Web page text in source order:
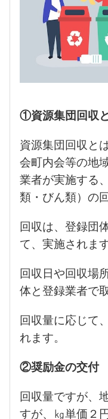
①資源集団回収
資源集団回収と
会町内会等の地
業者が実施する
類・びん類）の
回収は、登録団
て、実施されます
回収日や回収場
体と登録業者で
回収量に応じて
れます。
②奨励金の交付
回収量ですが、
すが、㎏単価２